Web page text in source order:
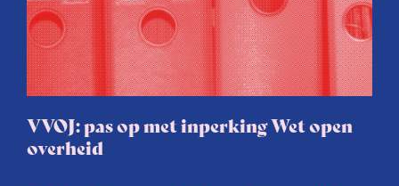
VVOJ: pas op met inperking Wet open
overheid